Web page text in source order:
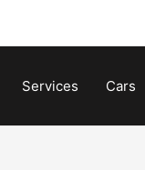
Services Cars